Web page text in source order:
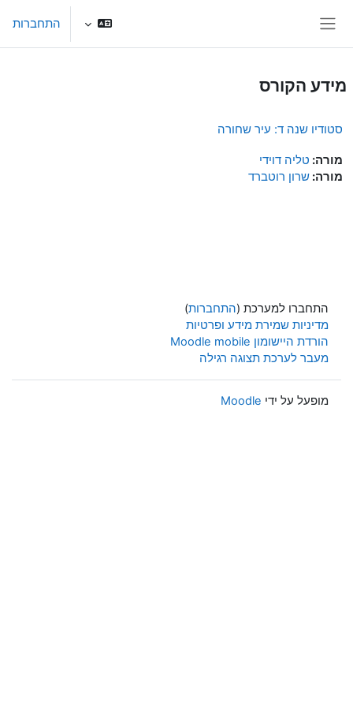
התחברות
מידע הקורס
סטודיו שנה ד: עיר שחורה
מורה: טליה דוידי
מורה: שרון רוטברד
התחברו למערכת (התחברות)
מדיניות שמירת מידע ופרטיות
הורדת היישומון Moodle mobile
מעבר לערכת תצוגה רגילה
מופעל על ידי Moodle